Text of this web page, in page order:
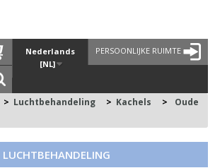
PERSOONLIJKE RUIMTE
Nederlands
[NL]
> Luchtbehandeling > Kachels >
Oude
LUCHTBEHANDELING